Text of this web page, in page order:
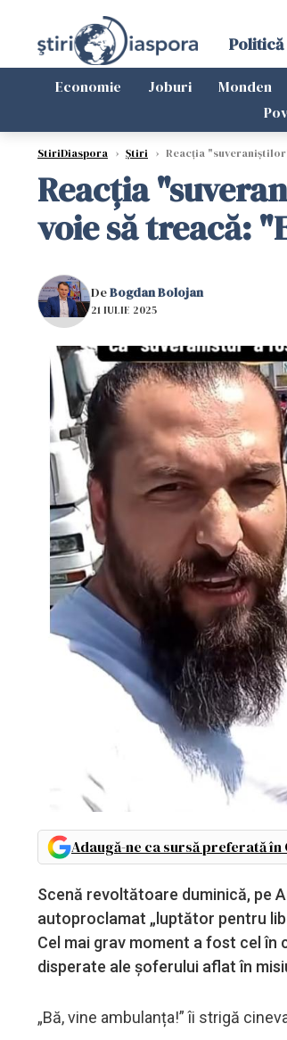
Politică
Economie Joburi Monden
StiriDiaspora › Știri › Reacția
Reacția
voie să treacă:
DeBogdan Bolojan
21 IULIE 2025
Adaugă-ne ca sursă preferată în
Scenă revoltătoare duminică, pe
autoproclamat „luptător pentru
Cel mai grav moment a fost cel
disperate ale șoferului aflat în
„Bă, vine ambulanța!” îi strigă